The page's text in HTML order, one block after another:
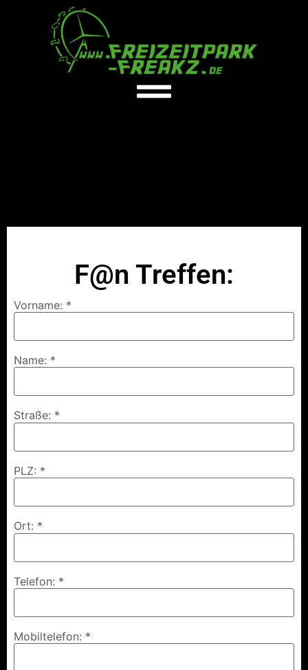
F@n Treffen:
Vorname: *
Name: *
Straße: *
PLZ: *
Ort: *
Telefon: *
Mobiltelefon: *